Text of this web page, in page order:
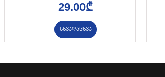
29.00₾
სხვადასხვა